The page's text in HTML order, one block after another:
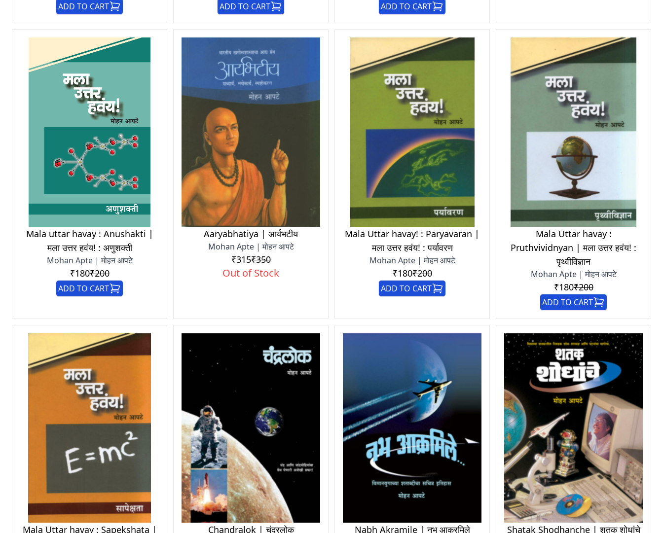
ADD TO CART ADD TO CART ADD TO CART
Mala uttar havay : Anushakti |
मला उत्तर हवंय! : अणुशक्ती
Mohan Apte | मोहन आपटे
₹180₹200
ADD TO CART
Aaryabhatiya | आर्यभटीय
Mohan Apte | मोहन आपटे
₹315₹350
Out of Stock
Mala Uttar havay! : Paryavaran |
मला उत्तर हवंय! : पर्यावरण
Mohan Apte | मोहन आपटे
₹180₹200
ADD TO CART
Mala Uttar havay :
Pruthvividnyan | मला उत्तर हवंय! :
पृथ्वीविज्ञान
Mohan Apte | मोहन आपटे
₹180₹200
ADD TO CART
Mala Uttar havay : Sapekshata | Chandralok | चंद्रलोक Nabh Akramile | नभ आक्रमिले Shatak Shodhanche | शतक शोधांचे